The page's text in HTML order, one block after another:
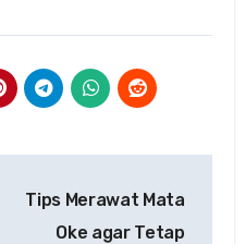
Tips Merawat Mata
Oke agar Tetap